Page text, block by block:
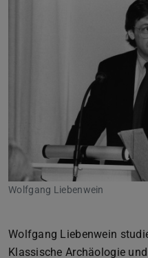
Wolfgang Liebenwein
Wolfgang Liebenwein
Klassische Archäologie